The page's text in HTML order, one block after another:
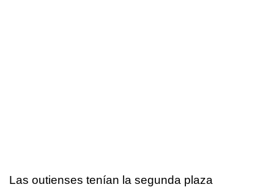
Las outienses tenían la segunda plaza